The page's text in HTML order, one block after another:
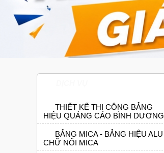
THIẾT KẾ THI CÔNG BẢNG
HIỆU QUẢNG CÁO BÌNH DƯƠNG
BẢNG MICA - BẢNG HIỆU ALU
CHỮ NỔI MICA